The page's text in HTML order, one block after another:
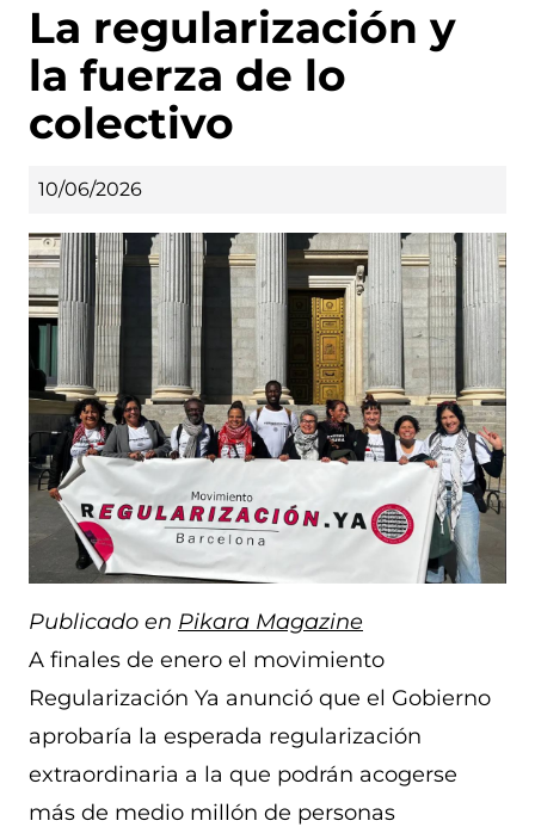
La regularización y
la fuerza de lo
colectivo
10/06/2026
Publicado en Pikara Magazine
A finales de enero el movimiento
Regularización Ya anunció que el Gobierno
aprobaría la esperada regularización
extraordinaria a la que podrán acogerse
más de medio millón de personas